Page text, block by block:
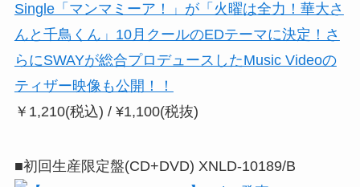
￥1,210(税込) / ¥1,100(税抜)
■初回生産限定盤(CD+DVD) XNLD-10189/B